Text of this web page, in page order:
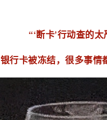
“‘断卡’行动查的太
银行卡被冻结，很多事情